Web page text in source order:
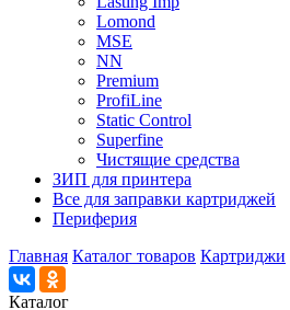
Lomond
MSE
NN
Premium
ProfiLine
Static Control
Superfine
Чистящие средства
ЗИП для принтера
Все для заправки картриджей
Периферия
Главная Каталог товаров Картриджи
Каталог